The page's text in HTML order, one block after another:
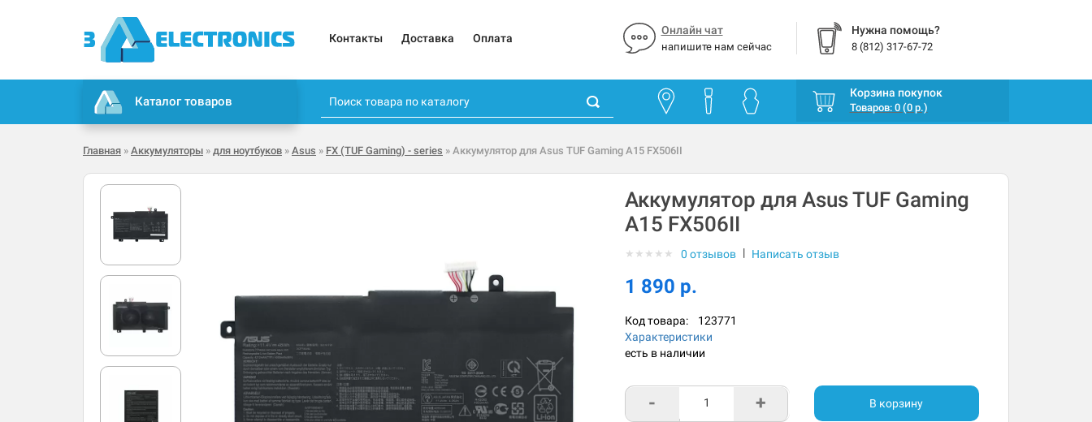
Контакты Доставка Оплата
Онлайн чат
напишите нам сейчас
Нужна помощь?
8 (812) 317-67-72
Каталог товаров
Корзина покупок
Товаров: 0 (0 р.)
Главная » Аккумуляторы » для ноутбуков » Asus » FX (TUF Gaming) - series » Аккумулятор для Asus TUF Gaming A15 FX506II
Аккумулятор для Asus TUF Gaming
A15 FX506II
★ ★ ★ ★ ★ 0 отзывов | Написать отзыв
1 890 р.
Код товара: 123771
Характеристики
есть в наличии
- + В корзину